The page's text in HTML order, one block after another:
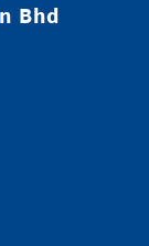
Bhd